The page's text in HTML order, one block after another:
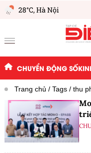
28°C,Hà Nội
CHUYỂN ĐỘNG SỐ
Trang chủ Tags thu